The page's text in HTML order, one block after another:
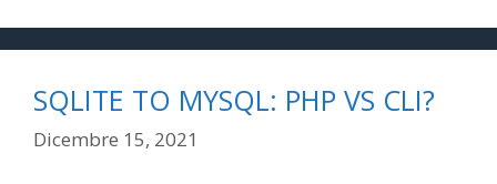
SQLITE TO MYSQL: PHP VS CLI?
Dicembre 15, 2021